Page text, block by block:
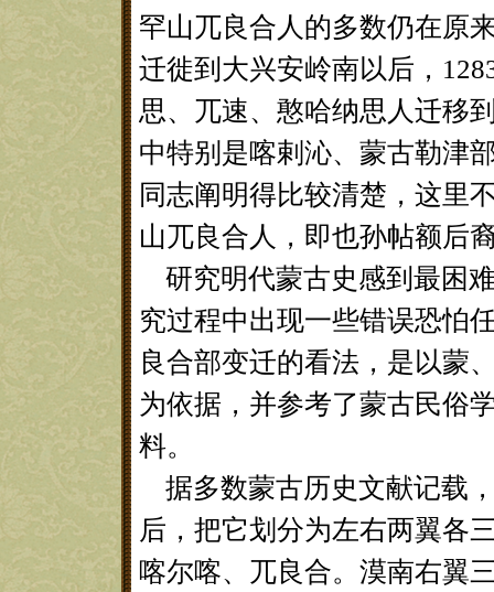
罕山兀良合人的多数仍在原
迁徙到大兴安岭南以后，
思、兀速、憨哈纳思人迁移
中特别是喀剌沁、蒙古勒津
同志阐明得比较清楚，这里
山兀良合人，即也孙帖额后
研究明代蒙古史感到最困
究过程中出现一些错误恐怕
良合部变迁的看法，是以蒙
为依据，并参考了蒙古民俗
料。
据多数蒙古历史文献记载
后，把它划分为左右两翼各
喀尔喀、兀良合。漠南右翼